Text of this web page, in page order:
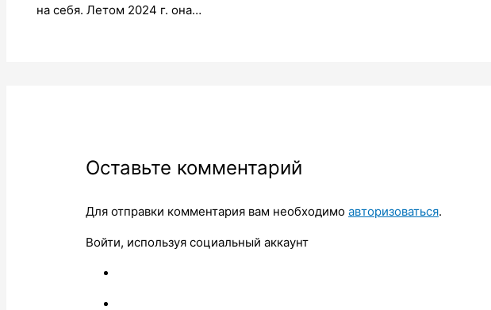
на себя. Летом 2024 г. она…
Оставьте комментарий
Для отправки комментария вам необходимоавторизоваться.
Войти, используя социальный аккаунт